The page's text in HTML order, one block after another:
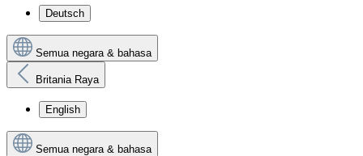
Deutsch
Semua negara & bahasa
Britania Raya
English
Semua negara & bahasa